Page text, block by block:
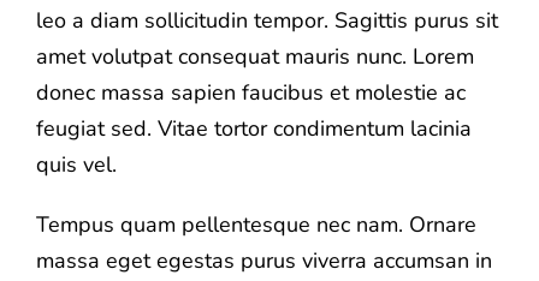
leo a diam sollicitudin tempor. Sagittis purus sit
amet volutpat consequat mauris nunc. Lorem
donec massa sapien faucibus et molestie ac
feugiat sed. Vitae tortor condimentum lacinia
quis vel.
Tempus quam pellentesque nec nam. Ornare
massa eget egestas purus viverra accumsan in